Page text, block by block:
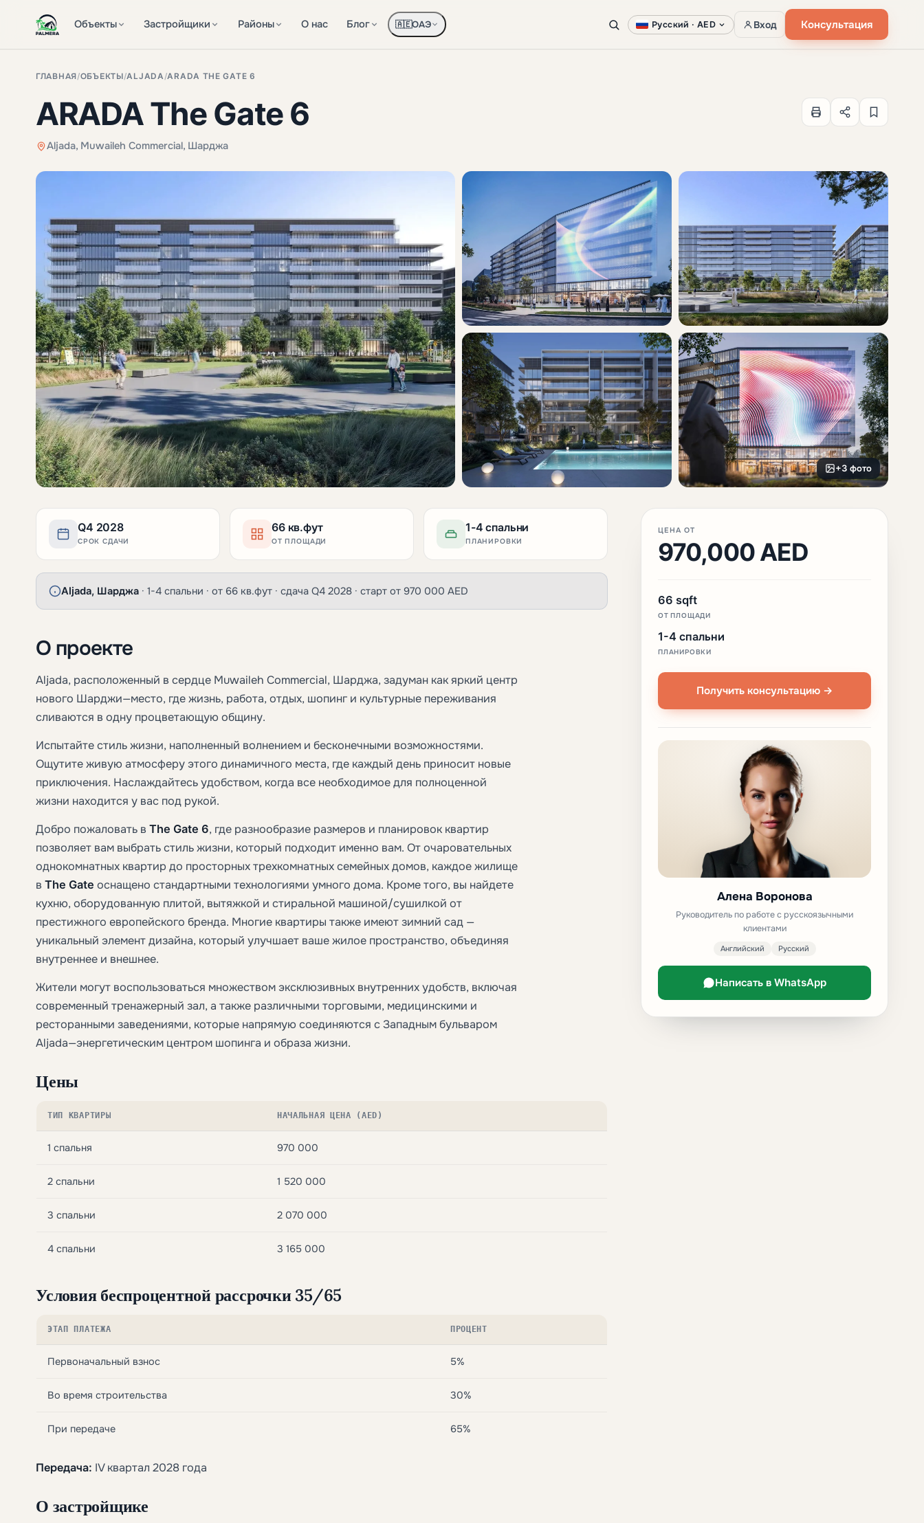
Объекты Застройщики Районы О нас Блог 🇦🇪ОАЭ Русский · AED Вход Консультация
ГЛАВНАЯ /ОБЪЕКТЫ/ALJADA /ARADA THE GATE 6
ARADA The Gate 6
Aljada, Muwaileh Commercial, Шарджа
+3 фото
Q4 2028
СРОК СДАЧИ
66 кв.фут
ОТ ПЛОЩАДИ
1-4 спальни
ПЛАНИРОВКИ
Aljada, Шарджа · 1-4 спальни · от 66 кв.фут · сдача Q4 2028 · старт от 970 000 AED
О проекте
Aljada, расположенный в сердце Muwaileh Commercial, Шарджа, задуман как яркий центр
нового Шарджи—место, где жизнь, работа, отдых, шопинг и культурные переживания
сливаются в одну процветающую общину.
Испытайте стиль жизни, наполненный волнением и бесконечными возможностями.
Ощутите живую атмосферу этого динамичного места, где каждый день приносит новые
приключения. Наслаждайтесь удобством, когда все необходимое для полноценной
жизни находится у вас под рукой.
Добро пожаловать в The Gate 6, где разнообразие размеров и планировок квартир
позволяет вам выбрать стиль жизни, который подходит именно вам. От очаровательных
однокомнатных квартир до просторных трехкомнатных семейных домов, каждое жилище
в The Gate оснащено стандартными технологиями умного дома. Кроме того, вы найдете
кухню, оборудованную плитой, вытяжкой и стиральной машиной/сушилкой от
престижного европейского бренда. Многие квартиры также имеют зимний сад —
уникальный элемент дизайна, который улучшает ваше жилое пространство, объединяя
внутреннее и внешнее.
Жители могут воспользоваться множеством эксклюзивных внутренних удобств, включая
современный тренажерный зал, а также различными торговыми, медицинскими и
ресторанными заведениями, которые напрямую соединяются с Западным бульваром
Aljada—энергетическим центром шопинга и образа жизни.
Цены
ТИП КВАРТИРЫ НАЧАЛЬНАЯ ЦЕНА (AED)
1 спальня 970 000
2 спальни 1 520 000
3 спальни 2 070 000
4 спальни 3 165 000
Условия беспроцентной рассрочки 35/65
ЭТАП ПЛАТЕЖА ПРОЦЕНТ
Первоначальный взнос 5%
Во время строительства 30%
При передаче 65%
Передача: IV квартал 2028 года
О застройщике
ЦЕНА ОТ
970,000 AED
66 sqft
ОТ ПЛОЩАДИ
1-4 спальни
ПЛАНИРОВКИ
Получить консультацию →
Алена Воронова
Руководитель по работе с русскоязычными
клиентами
Английский Русский
Написать в WhatsApp